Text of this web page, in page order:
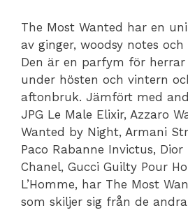
The Most Wanted har en
av ginger, woodsy notes
Den är en parfym för
under hösten och vintern
aftonbruk. Jämfört med
JPG Le Male Elixir, Azzaro
Wanted by Night, Armani
Paco Rabanne Invictus, Dior
Chanel, Gucci Guilty Pour
L’Homme, har The Most
som skiljer sig från de